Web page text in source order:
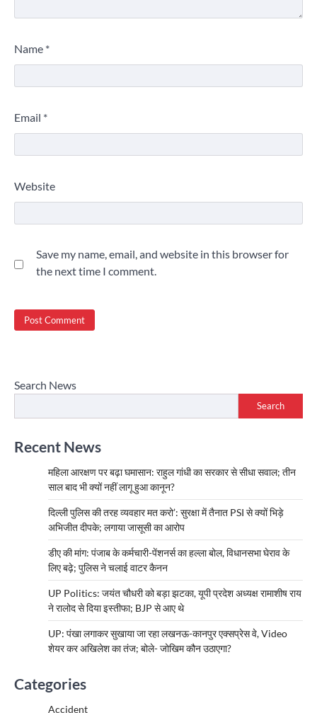
Name *
Email *
Website
Save my name, email, and website in this browser for
the next time I comment.
Search News
Search
Recent News
महिला आरक्षण पर बढ़ा घमासान: राहुल गांधी का सरकार से सीधा सवाल; तीन
साल बाद भी क्यों नहीं लागू हुआ कानून?
दिल्ली पुलिस की तरह व्यवहार मत करो’: सुरक्षा में तैनात PSI से क्यों भिड़े
अभिजीत दीपके; लगाया जासूसी का आरोप
डीए की मांग: पंजाब के कर्मचारी-पेंशनर्स का हल्ला बोल, विधानसभा घेराव के
लिए बढ़े; पुलिस ने चलाई वाटर कैनन
UP Politics: जयंत चौधरी को बड़ा झटका, यूपी प्रदेश अध्यक्ष रामाशीष राय
ने रालोद से दिया इस्तीफा; BJP से आए थे
UP: पंखा लगाकर सुखाया जा रहा लखनऊ-कानपुर एक्सप्रेस वे, Video
शेयर कर अखिलेश का तंज; बोले- जोखिम कौन उठाएगा?
Categories
Accident